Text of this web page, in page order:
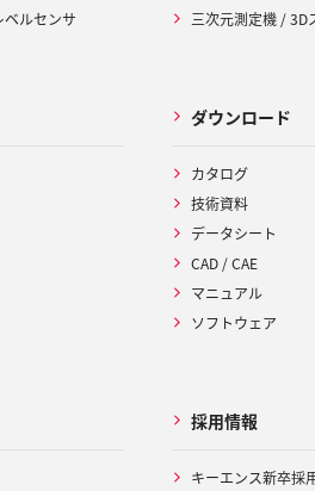
ルセンサ
三次元測定機 / 3D
ダウンロード
カタログ
技術資料
データシート
CAD / CAE
マニュアル
ソフトウェア
採用情報
キーエンス新卒採